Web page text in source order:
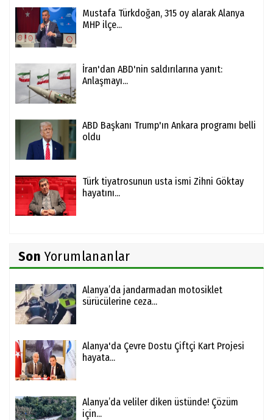
Mustafa Türkdoğan, 315 oy alarak Alanya
MHP ilçe...
İran'dan ABD'nin saldırılarına yanıt:
Anlaşmayı...
ABD Başkanı Trump'ın Ankara programı belli
oldu
Türk tiyatrosunun usta ismi Zihni Göktay
hayatını...
Son Yorumlananlar
Alanya’da jandarmadan motosiklet
sürücülerine ceza...
Alanya'da Çevre Dostu Çiftçi Kart Projesi
hayata...
Alanya’da veliler diken üstünde! Çözüm
için...